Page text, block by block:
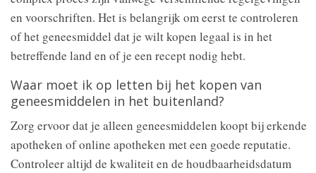
en voorschriften. Het is belangrijk om eerst te controleren
of het geneesmiddel dat je wilt kopen legaal is in het
betreffende land en of je een recept nodig hebt.
Waar moet ik op letten bij het kopen van
geneesmiddelen in het buitenland?
Zorg ervoor dat je alleen geneesmiddelen koopt bij erkende
apotheken of online apotheken met een goede reputatie.
Controleer altijd de kwaliteit en de houdbaarheidsdatum